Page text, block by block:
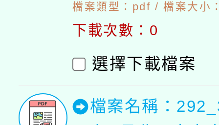
檔案類型：pdf / 檔案大小
下載次數：0
選擇下載檔案
檔案名稱：